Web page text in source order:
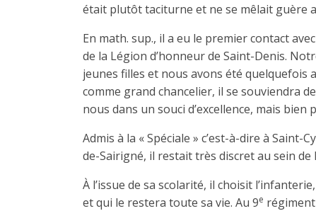
était plutôt taciturne et ne se mêlait guère
En math. sup., il a eu le premier contact
de la Légion d’honneur de Saint-Denis.
jeunes filles et nous avons été quelquefois
comme grand chancelier, il se souvien­dra
nous dans un souci d’ex­cellence, mais bien
Admis à la « Spé­ciale » c’est-à-dire à
de-Sairigné, il restait très discret au sein
À l’issue de sa scolarité, il choisit
et qui le restera toute sa vie. Au 9e